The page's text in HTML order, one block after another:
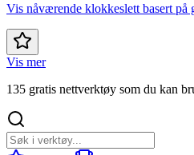
Vis nåværende klokkeslett basert på
Vis mer
135 gratis nettverktøy som du kan